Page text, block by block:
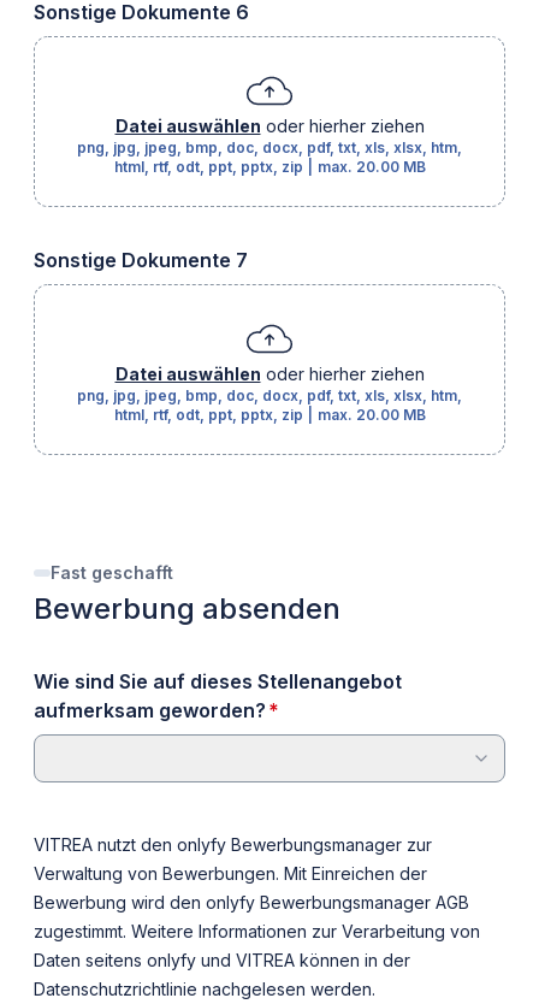
Sonstige Dokumente 6
Datei auswählen oder hierher ziehen
png, jpg, jpeg, bmp, doc, docx, pdf, txt, xls, xlsx, htm,
html, rtf, odt, ppt, pptx, zip
max. 20.00 MB
Sonstige Dokumente 7
Datei auswählen oder hierher ziehen
png, jpg, jpeg, bmp, doc, docx, pdf, txt, xls, xlsx, htm,
html, rtf, odt, ppt, pptx, zip
max. 20.00 MB
Fast geschafft
Bewerbung absenden
Wie sind Sie auf dieses Stellenangebot
aufmerksam geworden? *
VITREA nutzt den onlyfy Bewerbungsmanager zur
Verwaltung von Bewerbungen. Mit Einreichen der
Bewerbung wird den onlyfy Bewerbungsmanager AGB
zugestimmt. Weitere Informationen zur Verarbeitung von
Daten seitens onlyfy und VITREA können in der
Datenschutzrichtlinie nachgelesen werden.